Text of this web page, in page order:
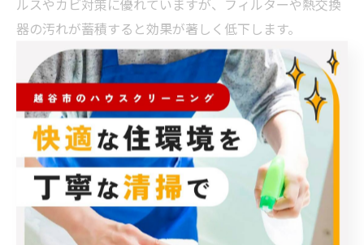
ルスやカビ対策に優れていますが、フィルターや熱交換
器の汚れが蓄積すると効果が著しく低下します。
クリーニング手順例：
電源を必ず切る
フィルターを本体から外し、掃除機でホコリを吸い
取る
水洗い後はしっかり乾燥させる